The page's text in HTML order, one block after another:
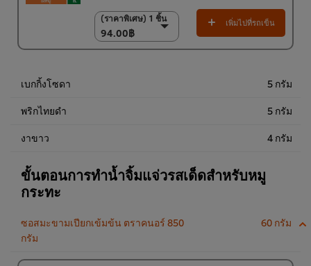
(ราคาพิเศษ) 1 ชิ้น
94.00฿
(ราคาพิเศษ) 1 ชิ้น
94.00฿
(ราคาพิเศษ) แพ็ค 10
เพิ่มไปที่รถเข็น
เบกกิ้งโซดา 5 กรัม
พริกไทยดำ 5 กรัม
งาขาว 4 กรัม
ขั้นตอนการทำน้ำจิ้มแจ่วรสเด็ดสำหรับหมู
กระทะ
ซอสมะขามเปียกเข้มข้น ตราคนอร์ 850
กรัม
60 กรัม